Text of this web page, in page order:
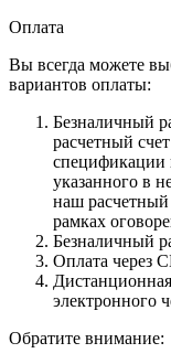
Оплата
Вы всегда можете
вариантов оплаты:
Безналичный
расчетный
спецификации
указанного в
наш расчетный
рамках
Безналичный
Оплата через
электронного
Обратите внимание: